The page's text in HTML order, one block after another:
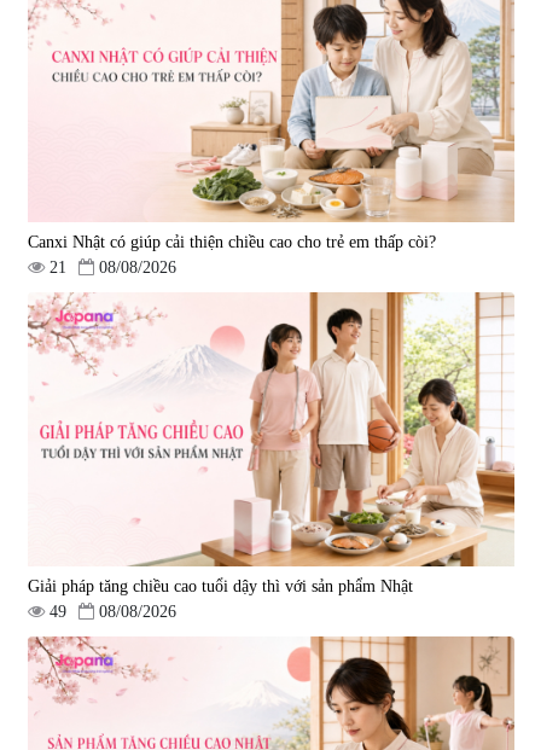
580.000 đ 1.570.000 đ
Canxi Nhật có giúp cải thiện chiều cao cho trẻ em thấp còi?
21
08/08/2026
Giải pháp tăng chiều cao tuổi dậy thì với sản phẩm Nhật
49
08/08/2026